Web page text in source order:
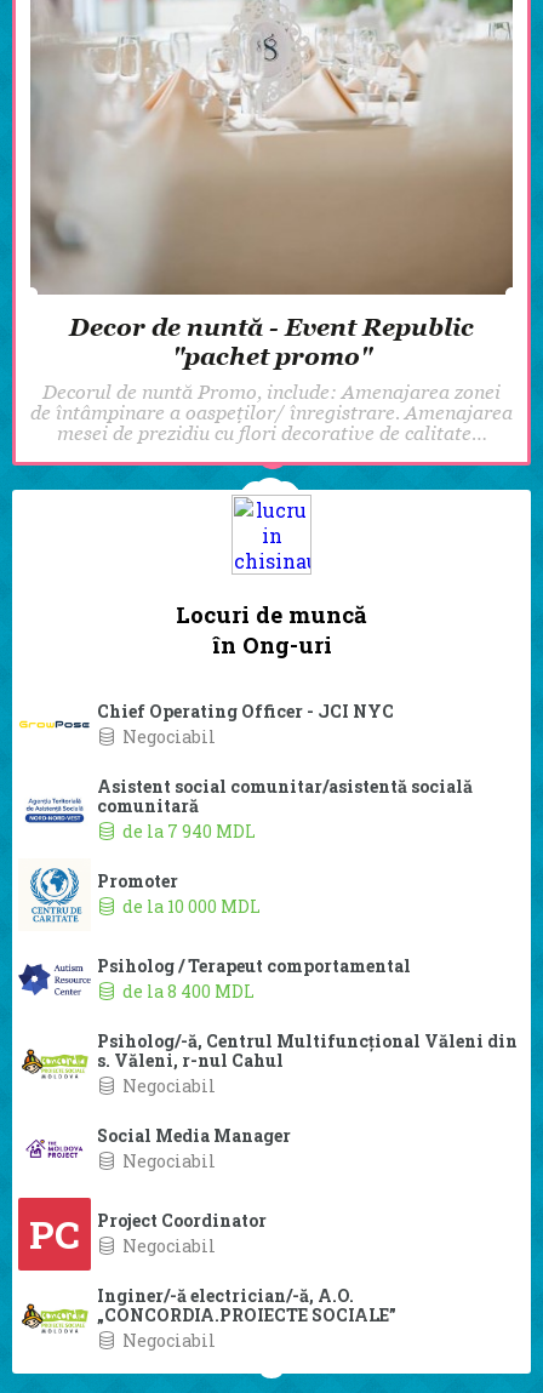
Decor de nuntă - Event Republic
"pachet promo"
Decorul de nuntă Promo, include: Amenajarea zonei
de întâmpinare a oaspeților/ înregistrare. Amenajarea
mesei de prezidiu cu flori decorative de calitate…